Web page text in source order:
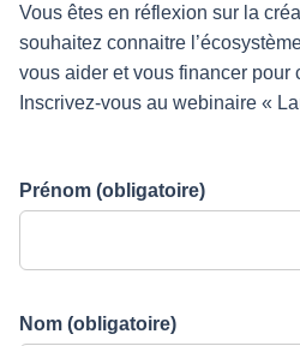
Vous êtes en réflexion sur la
souhaitez connaitre
vous aider et vous financer pour
Inscrivez-vous au webinaire «
Prénom (obligatoire)
Nom (obligatoire)